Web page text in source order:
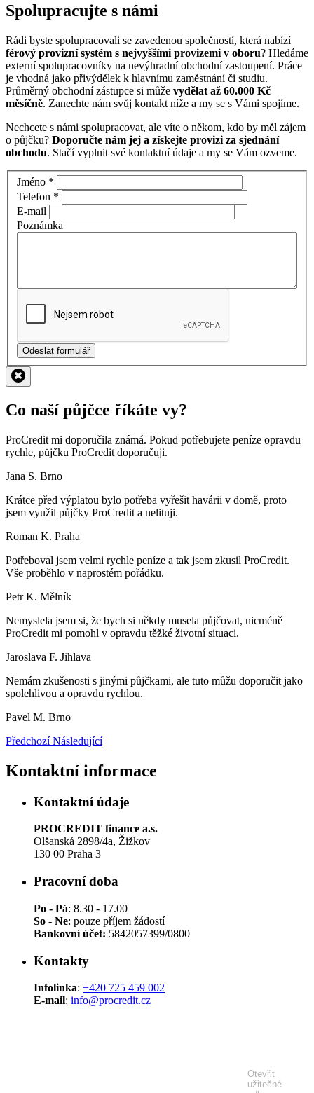
Spolupracujte s námi
Rádi byste spolupracovali se zavedenou společností, která nabízí
férový provizní systém s nejvyššími provizemi v oboru? Hledáme
externí spolupracovníky na nevýhradní obchodní zastoupení. Práce
je vhodná jako přivýdělek k hlavnímu zaměstnání či studiu.
Průměrný obchodní zástupce si může vydělat až 60.000 Kč
měsíčně. Zanechte nám svůj kontakt níže a my se s Vámi spojíme.
Nechcete s námi spolupracovat, ale víte o někom, kdo by měl zájem
o půjčku? Doporučte nám jej a získejte provizi za sjednání
obchodu. Stačí vyplnit své kontaktní údaje a my se Vám ozveme.
Jméno *
Telefon *
E-mail
Poznámka
Odeslat formulář
Co naší půjčce říkáte vy?
ProCredit mi doporučila známá. Pokud potřebujete peníze opravdu
rychle, půjčku ProCredit doporučuji.
Jana S. Brno
Krátce před výplatou bylo potřeba vyřešit havárii v domě, proto
jsem využil půjčky ProCredit a nelituji.
Roman K. Praha
Potřeboval jsem velmi rychle peníze a tak jsem zkusil ProCredit.
Vše proběhlo v naprostém pořádku.
Petr K. Mělník
Nemyslela jsem si, že bych si někdy musela půjčovat, nicméně
ProCredit mi pomohl v opravdu těžké životní situaci.
Jaroslava F. Jihlava
Nemám zkušenosti s jinými půjčkami, ale tuto můžu doporučit jako
spolehlivou a opravdu rychlou.
Pavel M. Brno
Předchozí Následující
Kontaktní informace
Kontaktní údaje
PROCREDIT finance a.s.
Olšanská 2898/4a, Žižkov
130 00 Praha 3
Pracovní doba
Po - Pá: 8.30 - 17.00
So - Ne: pouze příjem žádostí
Bankovní účet: 5842057399/0800
Kontakty
Infolinka: +420 725 459 002
E-mail: info@procredit.cz
příklad: Půjčka ve výši 5 000 Kč se splatností 30 dní, RPSN: 2339%, Úroková
Otevřit
užitečné